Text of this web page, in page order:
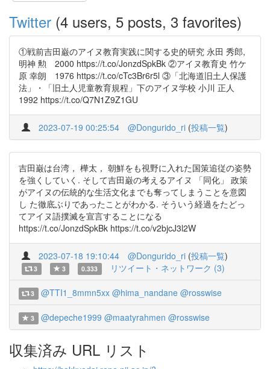
Twitter (4 users, 5 posts, 3 favorites)
①戦前吉田巌のアイヌ教育実践に関する史的研究 永田 秀郎,
明神 勲 2000 https://t.co/JonzdSpkBk ②アイヌ教育史 竹ケ
原 幸朗 1976 https://t.co/cTc3Br6r5l ③「北海道旧土人保護
法」・「旧土人児童教育規程」下のアイヌ学校 小川 正人
1992 https://t.co/Q7N1Z9Z1GU
2023-07-19 00:25:54 @Dongurido_ri (投稿一覧)
吉田巌は台湾， 樺太， 朝鮮をも視野に入れた国策追従の姿勢
を強くしていく. そして吉田巌の考えるアイヌ 「同化」 政策
がアイヌの伝統的な生活文化までも奪ってしまうことを意図
し た徹底ぶりであったことがわかる. そういう経過をたどっ
てアイヌ語撲滅を宣言することになる
https://t.co/JonzdSpkBk https://t.co/v2bjcJ3l2W
2023-07-18 19:10:44 @Dongurido_ri (投稿一覧)
3 3 0.333 リツイート・ネットワーク (3)
3 @TTI1_8mmn5xx @hima_nandane @rosswise
3 @depeche1999 @maatyrahmen @rosswise
収集済み URL リスト